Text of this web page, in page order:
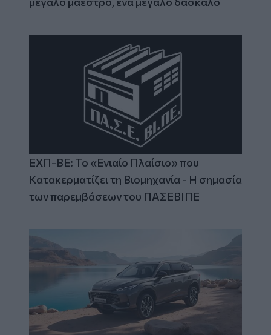
ΕΧΠ-ΒΕ: Το «Ενιαίο Πλαίσιο» που
Κατακερματίζει τη Βιομηχανία - Η σημασία
των παρεμβάσεων του ΠΑΣΕΒΙΠΕ